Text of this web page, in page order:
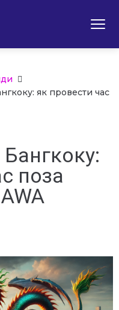
як провести час
Бангкоку:
поза